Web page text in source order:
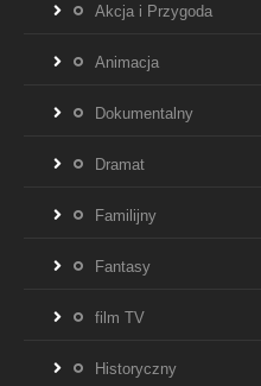
Akcja i Przygoda
Animacja
Dokumentalny
Dramat
Familijny
Fantasy
film TV
Historyczny